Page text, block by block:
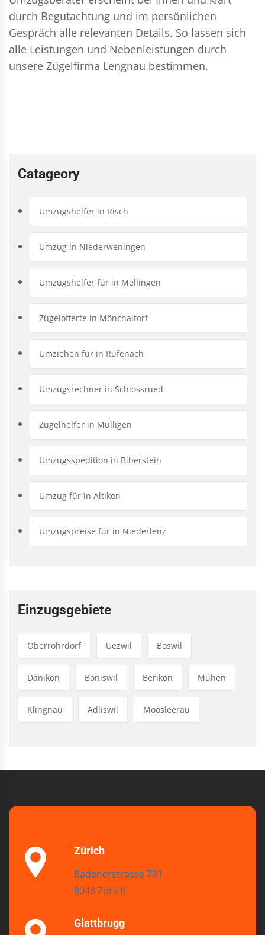
durch Begutachtung und im persönlichen
Gespräch alle relevanten Details. So lassen sich
alle Leistungen und Nebenleistungen durch
unsere Zügelfirma Lengnau bestimmen.
Catageory
Umzugshelfer in Risch
Umzug in Niederweningen
Umzugshelfer für in Mellingen
Zügelofferte in Mönchaltorf
Umziehen für in Rüfenach
Umzugsrechner in Schlossrued
Zügelhelfer in Mülligen
Umzugsspedition in Biberstein
Umzug für in Altikon
Umzugspreise für in Niederlenz
Einzugsgebiete
Oberrohrdorf Uezwil Boswil
Dänikon Boniswil Berikon Muhen
Klingnau Adliswil Moosleerau
Zürich
Badenerstrasse 731
8048 Zürich
Glattbrugg